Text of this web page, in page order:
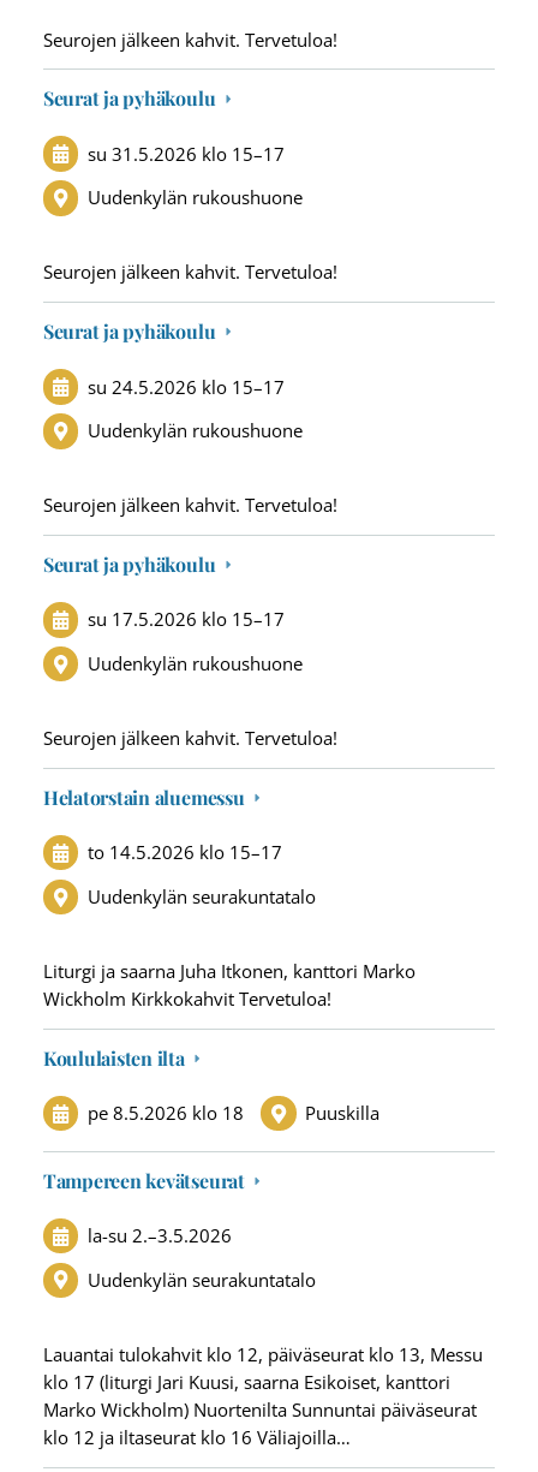
Seurojen jälkeen kahvit. Tervetuloa!
Seurat ja pyhäkoulu
su 31.5.2026 klo 15–17
Uudenkylän rukoushuone
Seurojen jälkeen kahvit. Tervetuloa!
Seurat ja pyhäkoulu
su 24.5.2026 klo 15–17
Uudenkylän rukoushuone
Seurojen jälkeen kahvit. Tervetuloa!
Seurat ja pyhäkoulu
su 17.5.2026 klo 15–17
Uudenkylän rukoushuone
Seurojen jälkeen kahvit. Tervetuloa!
Helatorstain aluemessu
to 14.5.2026 klo 15–17
Uudenkylän seurakuntatalo
Liturgi ja saarna Juha Itkonen, kanttori Marko
Wickholm Kirkkokahvit Tervetuloa!
Koululaisten ilta
pe 8.5.2026 klo 18 Puuskilla
Tampereen kevätseurat
la-su 2.–3.5.2026
Uudenkylän seurakuntatalo
Lauantai tulokahvit klo 12, päiväseurat klo 13, Messu
klo 17 (liturgi Jari Kuusi, saarna Esikoiset, kanttori
Marko Wickholm) Nuortenilta Sunnuntai päiväseurat
klo 12 ja iltaseurat klo 16 Väliajoilla…